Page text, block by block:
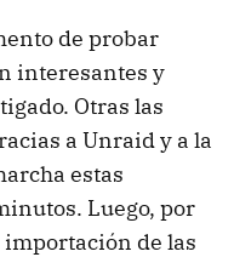
de probar
interesantes y
Otras las
a Unraid y a la
estas
Luego, por
importación de las